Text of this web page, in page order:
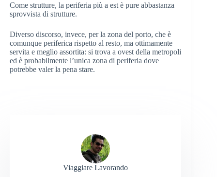
Come strutture, la periferia più a est è pure abbastanza
sprovvista di strutture.
Diverso discorso, invece, per la zona del porto, che è
comunque periferica rispetto al resto, ma ottimamente
servita e meglio assortita: si trova a ovest della metropoli
ed è probabilmente l’unica zona di periferia dove
potrebbe valer la pena stare.
Viaggiare Lavorando